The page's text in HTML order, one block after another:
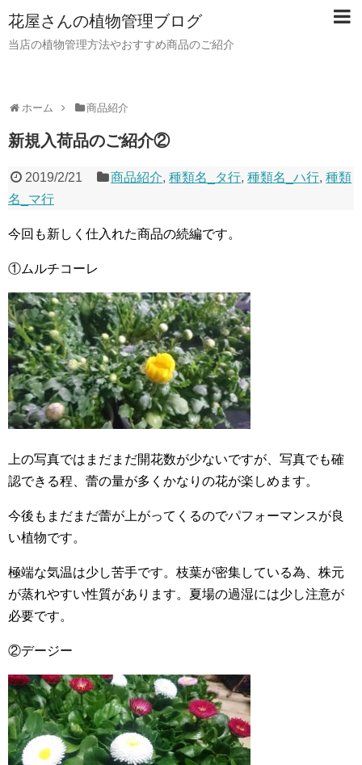
花屋さんの植物管理ブログ
当店の植物管理方法やおすすめ商品のご紹介
ホーム 商品紹介
新規入荷品のご紹介②
2019/2/21 商品紹介,種類名_タ行,種類名_ハ行,種類
名_マ行
今回も新しく仕入れた商品の続編です。
①ムルチコーレ
上の写真ではまだまだ開花数が少ないですが、写真でも確
認できる程、蕾の量が多くかなりの花が楽しめます。
今後もまだまだ蕾が上がってくるのでパフォーマンスが良
い植物です。
極端な気温は少し苦手です。枝葉が密集している為、株元
が蒸れやすい性質があります。夏場の過湿には少し注意が
必要です。
②デージー